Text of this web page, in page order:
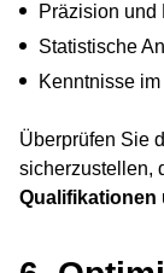
Präzision
Statistische
Kenntnisse
Überprüfen Sie
sicherzustellen,
Qualifikationen